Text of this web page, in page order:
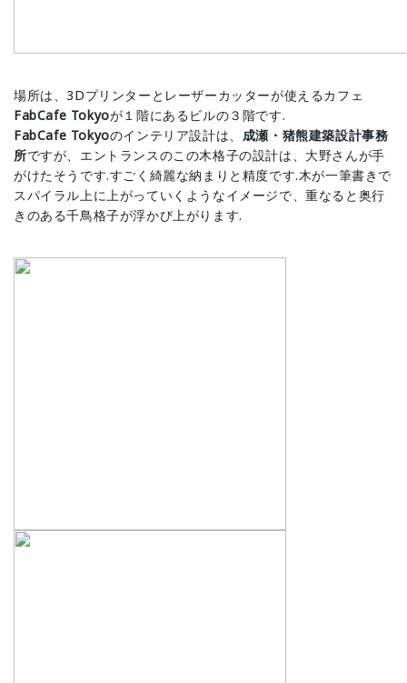
場所は、3Dプリンターとレーザーカッターが使えるカフェ
FabCafe Tokyoが１階にあるビルの３階です.
FabCafe Tokyoのインテリア設計は、 成瀬・猪熊建築設計事務
所ですが、エントランスのこの木格子の設計は、大野さんが手
がけたそうです.すごく綺麗な納まりと精度です.木が一筆書きで
スパイラル上に上がっていくようなイメージで、重なると奥行
きのある千鳥格子が浮かび上がります.